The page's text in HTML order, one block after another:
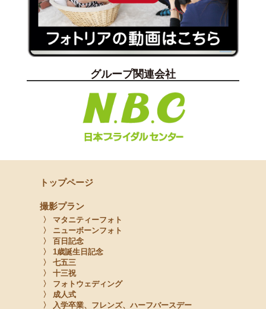
グループ関連会社
トップページ
撮影プラン
〉 マタニティーフォト
〉 ニューボーンフォト
〉 百日記念
〉 1歳誕生日記念
〉 七五三
〉 十三祝
〉 フォトウェディング
〉 成人式
〉 入学卒業、フレンズ、ハーフバースデー